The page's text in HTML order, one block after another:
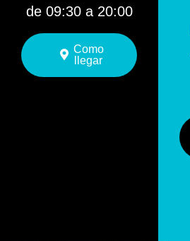
de 09:30 a 20:00
Como
llegar